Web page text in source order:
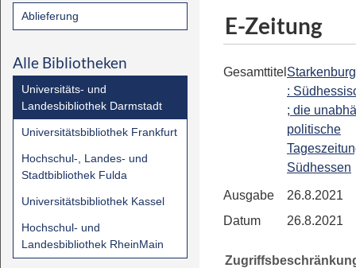
Ablieferung
Alle Bibliotheken
Universitäts- und
Landesbibliothek Darmstadt
Universitätsbibliothek Frankfurt
Hochschul-, Landes- und
Stadtbibliothek Fulda
Universitätsbibliothek Kassel
Hochschul- und
Landesbibliothek RheinMain
E-Zeitung
Gesamttitel
:
; die
politische
Südhessen
Ausgabe
26.8.2021
Datum
26.8.2021